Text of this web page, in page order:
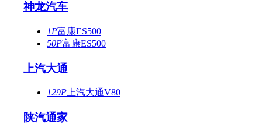
神龙汽车
1P富康ES500
50P富康ES500
上汽大通
129P 上汽大通V80
陕汽通家